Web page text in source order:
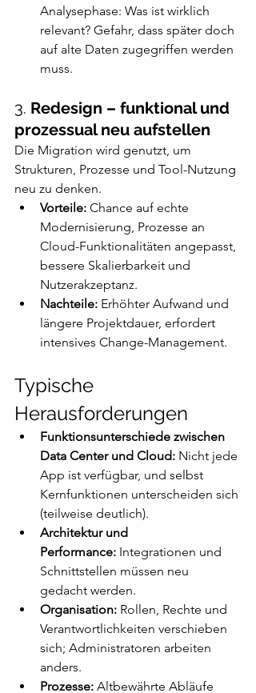
Analysephase: Was ist wirklich
relevant? Gefahr, dass später doch
auf alte Daten zugegriffen werden
muss.
3. Redesign – funktional und
prozessual neu aufstellen
Die Migration wird genutzt, um
Strukturen, Prozesse und Tool-Nutzung
neu zu denken.
Vorteile: Chance auf echte
Modernisierung, Prozesse an
Cloud-Funktionalitäten angepasst,
bessere Skalierbarkeit und
Nutzerakzeptanz.
Nachteile: Erhöhter Aufwand und
längere Projektdauer, erfordert
intensives Change-Management.
Typische
Herausforderungen
Funktionsunterschiede zwischen
Data Center und Cloud: Nicht jede
App ist verfügbar, und selbst
Kernfunktionen unterscheiden sich
(teilweise deutlich).
Architektur und
Performance: Integrationen und
Schnittstellen müssen neu
gedacht werden.
Organisation: Rollen, Rechte und
Verantwortlichkeiten verschieben
sich; Administratoren arbeiten
anders.
Prozesse: Altbewährte Abläufe